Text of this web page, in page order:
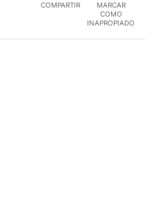
COMPARTIR
MARCAR
COMO
INAPROPIADO